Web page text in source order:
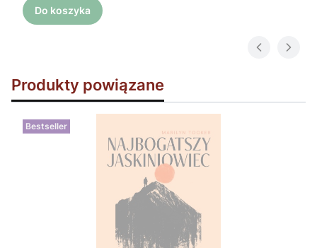
Do koszyka
Produkty powiązane
Bestseller